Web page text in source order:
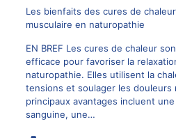
Les bienfaits des cures de
musculaire en naturopathie
EN BREF Les cures de chaleur
efficace pour favoriser la
naturopathie. Elles utilisent la
tensions et soulager les douleurs
principaux avantages incluent
sanguine, une…